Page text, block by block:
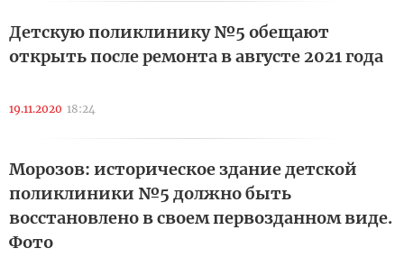
Детскую поликлинику №5 обещают
открыть после ремонта в августе 2021 года
19.11.2020 18:24
Морозов: историческое здание детской
поликлиники №5 должно быть
восстановлено в своем первозданном виде.
Фото